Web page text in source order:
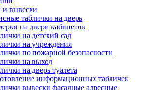
и вывески
таблички на дверь
на двери кабинетов
на детский сад
на учреждения
по пожарной безопасности
на выход
на дверь туалета
информационных табличек
вывески фасадные адресные